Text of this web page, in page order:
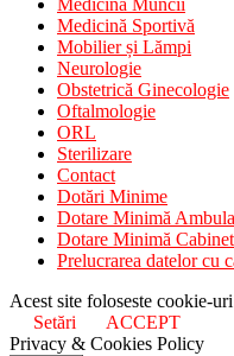
Medicina Muncii
Medicină Sportivă
Mobilier și Lămpi
Neurologie
Obstetrică Ginecologie
Oftalmologie
ORL
Sterilizare
Contact
Dotări Minime
Dotare Minimă
Dotare Minimă
Prelucrarea datelor cu
Acest site foloseste cookie-
Setări
ACCEPT
Privacy & Cookies Policy